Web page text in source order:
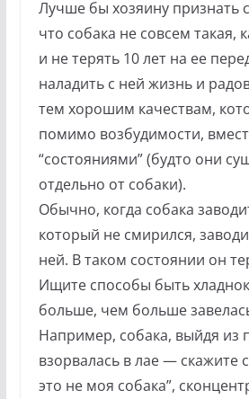
Лучше бы хозяину признать
что собака не совсем такая,
и не терять 10 лет на ее
наладить с ней жизнь и
тем хорошим качествам,
помимо возбудимости,
“состояниями” (будто они
отдельно от собаки).
Обычно, когда собака
который не смирился,
ней. В таком состоянии он
Ищите способы быть
больше, чем больше
Например, собака, выйдя из
взорвалась в лае — скажите
это не моя собака”,